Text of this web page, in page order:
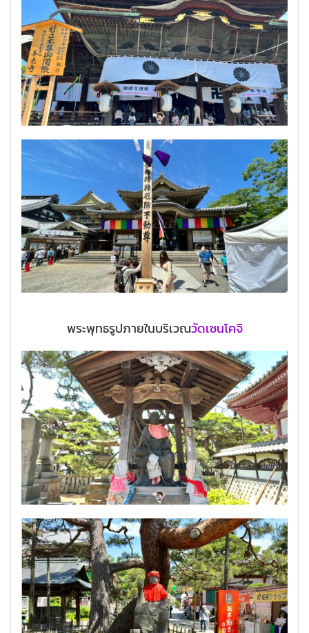
พระพุทธรูปภายในบริเวณวัดเซนโคจิ